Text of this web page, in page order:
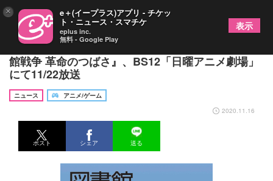
井上麻里奈・前野智昭 出演の劇場版アニメ『図書
館戦争 革命のつばさ』、BS12「日曜アニメ劇場」
にて11/22放送
ニュース
アニメ/ゲーム
2020.11.16
ポスト シェア 送る
× e＋(イープラス)アプリ - チケッ
ト・ニュース・スマチケ
eplus inc.
無料 - Google Play
表示